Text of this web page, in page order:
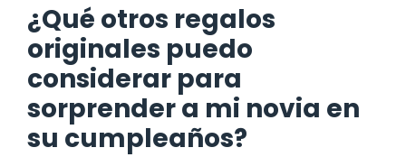
¿Qué otros regalos
originales puedo
considerar para
sorprender a mi novia en
su cumpleaños?